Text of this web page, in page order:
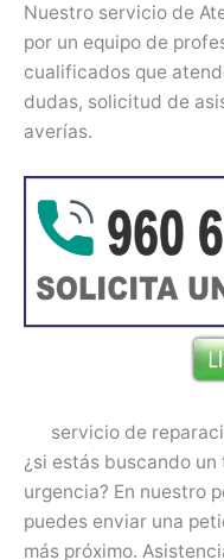
Nuestro servicio de
por un equipo de
cualificados que
dudas, solicitud de
averías.
servicio de
¿si estás buscando
urgencia? En nuestro
puedes enviar una
más próximo.